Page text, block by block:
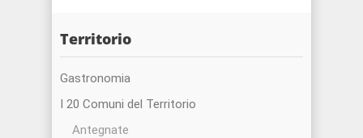
Territorio
Gastronomia
I 20 Comuni del Territorio
Antegnate